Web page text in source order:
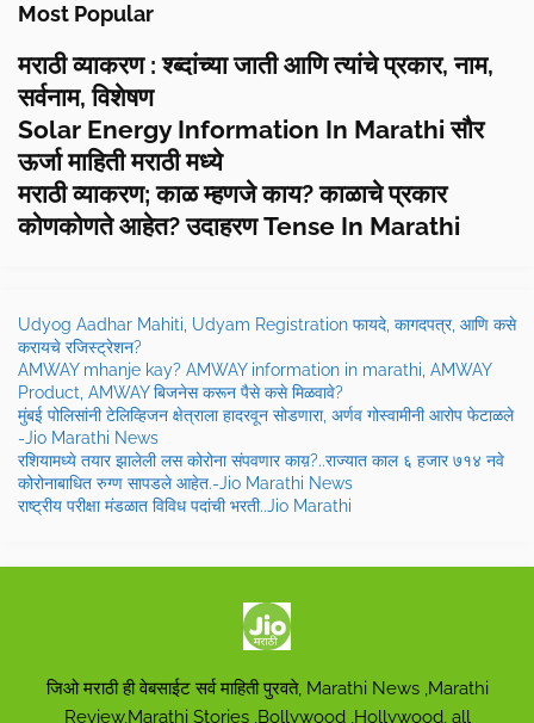
Most Popular
मराठी व्याकरण : श्ब्दांच्या जाती आणि त्यांचे प्रकार, नाम,
सर्वनाम, विशेषण
Solar Energy Information In Marathi सौर
ऊर्जा माहिती मराठी मध्ये
मराठी व्याकरण; काळ म्हणजे काय? काळाचे प्रकार
कोणकोणते आहेत? उदाहरण Tense In Marathi
Udyog Aadhar Mahiti, Udyam Registration फायदे, कागदपत्र, आणि कसे
करायचे रजिस्ट्रेशन?
AMWAY mhanje kay? AMWAY information in marathi, AMWAY
Product, AMWAY बिजनेस करून पैसे कसे मिळवावे?
मुंबई पोलिसांनी टेलिव्हिजन क्षेत्राला हादरवून सोडणारा, अर्णव गोस्वामीनी आरोप फेटाळले
-Jio Marathi News
रशियामध्ये तयार झालेली लस कोरोना संपवणार काय़?..राज्यात काल ६ हजार ७१४ नवे
कोरोनाबाधित रुग्ण सापडले आहेत.-Jio Marathi News
राष्ट्रीय परीक्षा मंडळात विविध पदांची भरती..Jio Marathi
जिओ मराठी ही वेबसाईट सर्व माहिती पुरवते, Marathi News ,Marathi
Review,Marathi Stories ,Bollywood ,Hollywood, all